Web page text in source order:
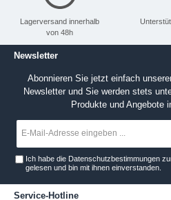
Lagerversand innerhalb
von 48h
Newsletter
Abonnieren Sie jetzt einfach
Newsletter und Sie werden stets
Produkte und Angebote
Ich habe die Datenschutzbestimmungen
gelesen und bin mit ihnen einverstanden.
Service-Hotline